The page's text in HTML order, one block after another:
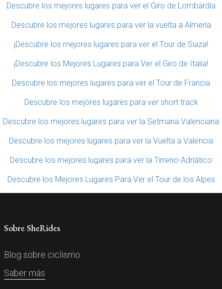
Descubre los mejores lugares para ver el Giro de Lombardía
Descubre los mejores lugares para ver la vuelta a Almería
¡Descubre los mejores lugares para ver el Tour de Suiza!
¡Descubre los Mejores Lugares para Ver el Giro de Italia!
Descubre los mejores lugares para ver el Tour de Francia
Descubre los mejores lugares para ver short track
Descubre los mejores lugares para ver la Setmana Valenciana
Descubre los mejores lugares para ver la Vuelta a Valencia
Descubre los mejores lugares para ver la Tirreno-Adriático
Descubre los Mejores Lugares Para Ver el Tour de los Alpes
Sobre SheRides
Blog sobre ciclismo.
Saber más